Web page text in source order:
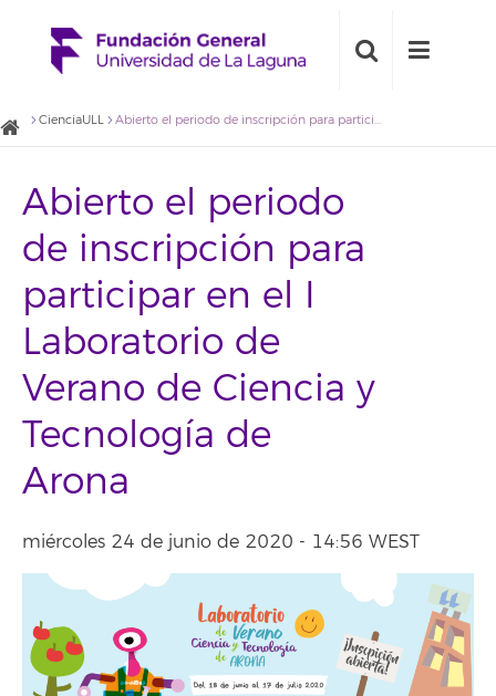
CienciaULL Abierto el periodo de inscripción para participar en el I Laboratorio de Verano de Ciencia y Tecnología de Arona
Abierto el periodo
de inscripción para
participar en el I
Laboratorio de
Verano de Ciencia y
Tecnología de
Arona
miércoles 24 de junio de 2020 - 14:56 WEST